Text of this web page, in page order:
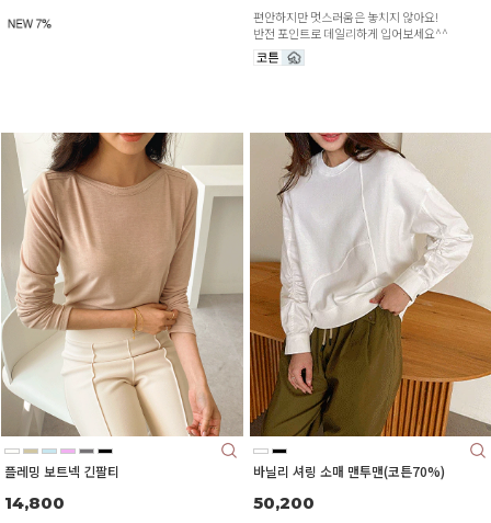
편안하지만 멋스러움은 놓치지 않아요!
반전 포인트로 데일리하게 입어보세요^^
플레밍 보트넥 긴팔티
14,800
바닐리 셔링 소매 맨투맨(코튼70%)
50,200